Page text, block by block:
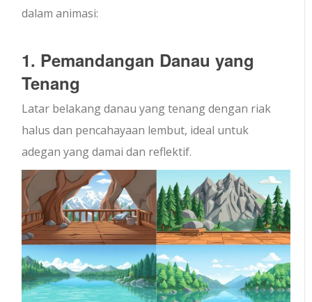
dalam animasi:
1. Pemandangan Danau yang
Tenang
Latar belakang danau yang tenang dengan riak
halus dan pencahayaan lembut, ideal untuk
adegan yang damai dan reflektif.